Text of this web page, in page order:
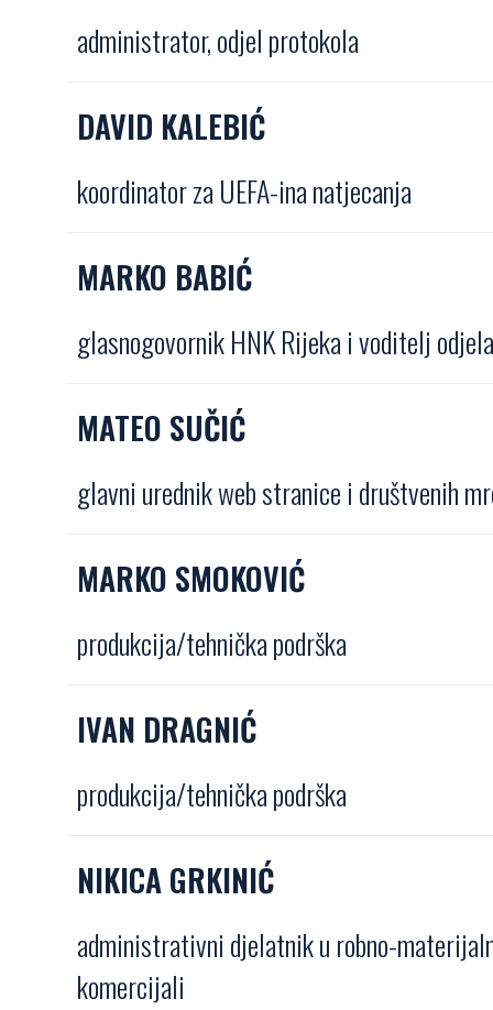
administrator, odjel protokola
DAVID KALEBIĆ
koordinator za UEFA-ina natjecanja
MARKO BABIĆ
glasnogovornik HNK Rijeka i voditelj
MATEO SUČIĆ
glavni urednik web stranice i društvenih
MARKO SMOKOVIĆ
produkcija/tehnička podrška
IVAN DRAGNIĆ
produkcija/tehnička podrška
NIKICA GRKINIĆ
administrativni djelatnik u robno-
komercijali